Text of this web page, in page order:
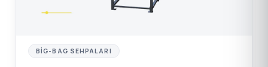
BIG-BAG SEHPALARI